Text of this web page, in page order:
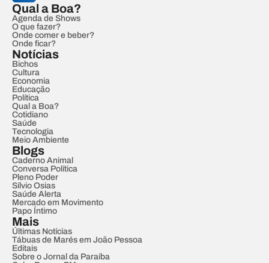
Qual a Boa?
Agenda de Shows
O que fazer?
Onde comer e beber?
Onde ficar?
Notícias
Bichos
Cultura
Economia
Educação
Política
Qual a Boa?
Cotidiano
Saúde
Tecnologia
Meio Ambiente
Blogs
Caderno Animal
Conversa Política
Pleno Poder
Sílvio Osias
Saúde Alerta
Mercado em Movimento
Papo Íntimo
Mais
Últimas Notícias
Tábuas de Marés em João Pessoa
Editais
Sobre o Jornal da Paraíba